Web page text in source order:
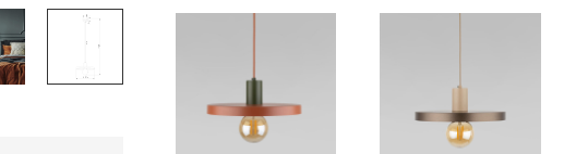
кто ценит лаконичность форм и
стиля и функциональности.
Подвесной светильник со сменной лампой
добавив необходимую долю света именно
действительно важно. Данный светильник
системой регулировки высоты подвеса,